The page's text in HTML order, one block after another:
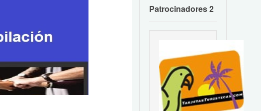
Patrocinadores 2